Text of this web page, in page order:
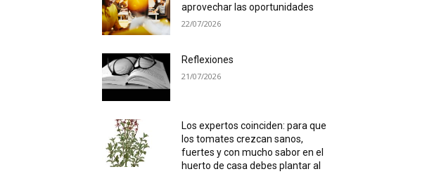
aprovechar las oportunidades
22/07/2026
Reflexiones
21/07/2026
Los expertos coinciden: para que
los tomates crezcan sanos,
fuertes y con mucho sabor en el
huerto de casa debes plantar al